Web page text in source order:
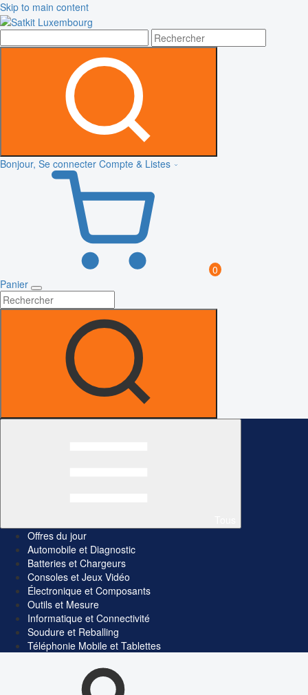
Skip to main content
Bonjour, Se connecter Compte & Listes
0
Panier
Offres du jour
Automobile et Diagnostic
Batteries et Chargeurs
Consoles et Jeux Vidéo
Électronique et Composants
Outils et Mesure
Informatique et Connectivité
Soudure et Reballing
Téléphonie Mobile et Tablettes